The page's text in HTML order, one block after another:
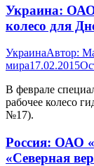
Украина: ОАО
колесо для
УкраинаАвтор:
мира17.02.2015
В феврале
рабочее колесо
№17).
Россия: ОАО
«Северная